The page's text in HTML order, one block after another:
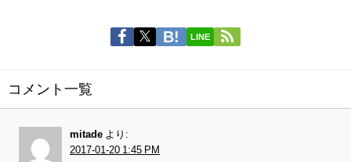
LINE
コメント一覧
mitade より:
2017-01-20 1:45 PM